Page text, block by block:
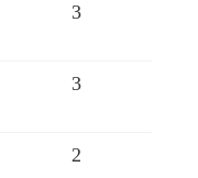
3
3
2